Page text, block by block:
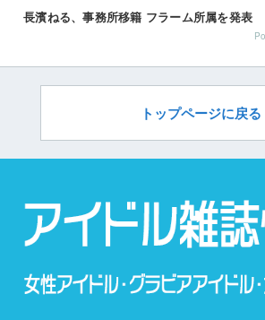
長濱ねる、事務所移籍 フラーム所属を発表
トップページに戻る